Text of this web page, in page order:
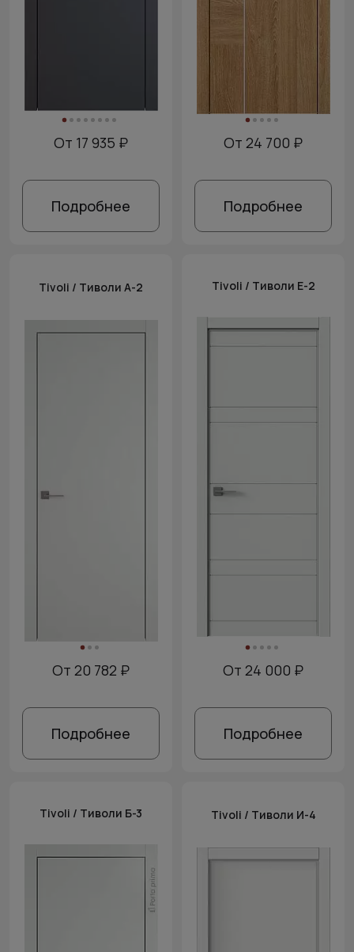
От 17 935 ₽
Подробнее
От 24 700 ₽
Подробнее
Tivoli / Тиволи А-2
От 20 782 ₽
Подробнее
Tivoli / Тиволи Е-2
От 24 000 ₽
Подробнее
Tivoli / Тиволи Б-3 Tivoli / Тиволи И-4